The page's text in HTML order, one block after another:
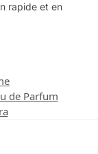
rapide et en
de Parfum